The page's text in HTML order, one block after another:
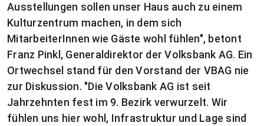
Ausstellungen sollen unser Haus auch zu einem
Kulturzentrum machen, in dem sich
MitarbeiterInnen wie Gäste wohl fühlen", betont
Franz Pinkl, Generaldirektor der Volksbank AG. Ein
Ortwechsel stand für den Vorstand der VBAG nie
zur Diskussion. "Die Volksbank AG ist seit
Jahrzehnten fest im 9. Bezirk verwurzelt. Wir
fühlen uns hier wohl, Infrastruktur und Lage sind